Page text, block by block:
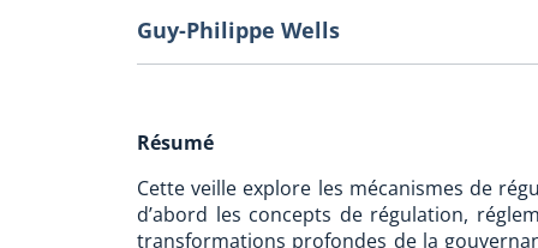
Guy-Philippe Wells
Résumé
Cette veille explore les mécanismes de
d’abord les concepts de régulation,
transformations profondes de la